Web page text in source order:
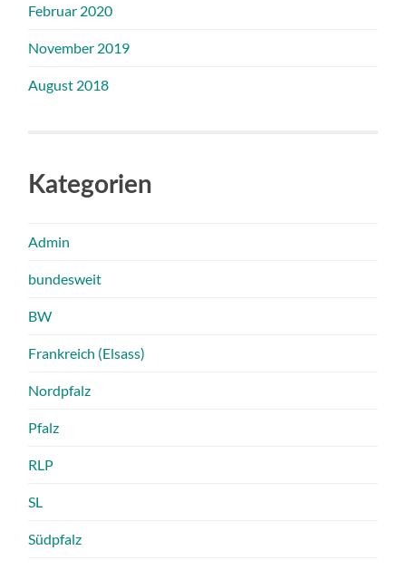
Februar 2020
November 2019
August 2018
Kategorien
Admin
bundesweit
BW
Frankreich (Elsass)
Nordpfalz
Pfalz
RLP
SL
Südpfalz